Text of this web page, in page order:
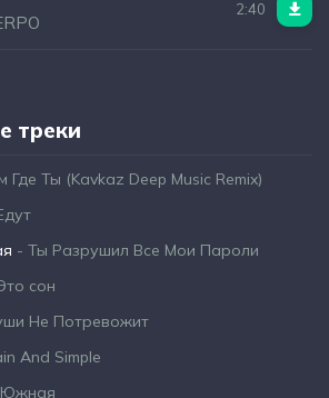
2:40
треки
Где Ты (Kavkaz Deep Music Remix)
- Ты Разрушил Все Мои Пароли
сон
Не Потревожит
And Simple